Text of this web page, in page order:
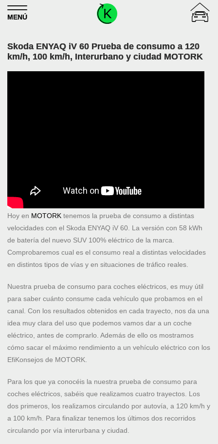
Skip to content
MENÚ
Skoda ENYAQ iV 60 Prueba de consumo a 120
km/h, 100 km/h, Interurbano y ciudad MOTORK
Hoy en MOTORK tenemos la prueba de consumo a distintas
velocidades con el Skoda ENYAQ iV 60. La versión con 58 kWh
de batería del nuevo SUV 100% eléctrico de la marca.
Comprobaremos cual es el consumo real a distintas velocidades
en distintos tipos de vías y en situaciones de tráfico reales.
Nuestra prueba de consumo para coches eléctricos, es muy útil
para saber cuánto consume cada vehículo que probamos en el
canal. Con los resultados obtenidos en cada trayecto, nos da una
idea muy clara del uso que podemos vamos dar a un coche
eléctrico, antes de comprarlo. Además de ello os mostramos
cómo sacar el máximo rendimiento a un vehículo eléctrico con los
EfiKonsejos de MOTORK.
Para los que ya conocéis la nuestra prueba de consumo para
coches eléctricos, sabéis que realizamos cuatro trayectos. Los
dos primeros, los realizamos circulando por autovía, a 120 km/h y
a 100 km/h. Para finalizar tenemos los últimos dos recorridos
circulando por vía interurbana y ciudad.